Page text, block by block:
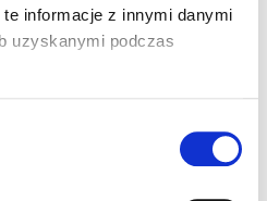
informacje z innymi danymi
uzyskanymi podczas
żywo – kategoria B
z 30 letnim stażem,